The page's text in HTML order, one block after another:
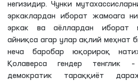
негизидир. Чунки
эркаклардан иборат жамоага
эркак ва аёллардан иборат
айниқса агар улар ақлий меҳнат
неча баробар юқорироқ
Қолаверса гендер тенглик
демократик тараққиёт